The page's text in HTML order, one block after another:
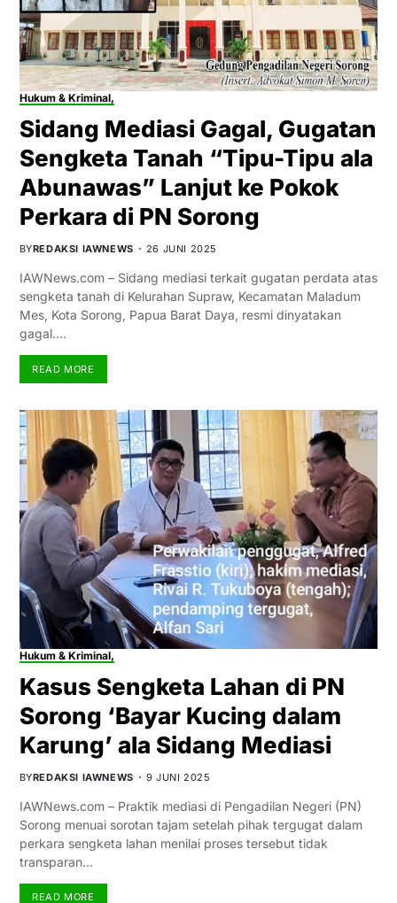
Hukum & Kriminal,
Sidang Mediasi Gagal, Gugatan
Sengketa Tanah “Tipu-Tipu ala
Abunawas” Lanjut ke Pokok
Perkara di PN Sorong
BYREDAKSI IAWNEWS 26 JUNI 2025
IAWNews.com – Sidang mediasi terkait gugatan perdata atas
sengketa tanah di Kelurahan Supraw, Kecamatan Maladum
Mes, Kota Sorong, Papua Barat Daya, resmi dinyatakan
gagal.…
READ MORE
Hukum & Kriminal,
Kasus Sengketa Lahan di PN
Sorong ‘Bayar Kucing dalam
Karung’ ala Sidang Mediasi
BYREDAKSI IAWNEWS 9 JUNI 2025
IAWNews.com – Praktik mediasi di Pengadilan Negeri (PN)
Sorong menuai sorotan tajam setelah pihak tergugat dalam
perkara sengketa lahan menilai proses tersebut tidak
transparan…
READ MORE